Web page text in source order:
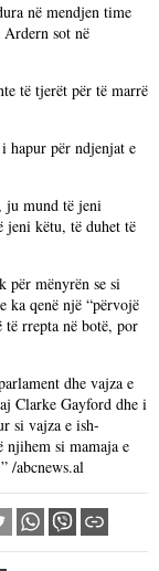
në mendjen time
sot në
të tjerët për të marrë
hapur për ndjenjat e
ju mund të jeni
jeni këtu, të duhet të
mënyrën se si
ka qenë një “përvojë
të rrepta në botë, por
dhe vajza e
Clarke Gayford dhe i
si vajza e ish-
njihem si mamaja e
/abcnews.al